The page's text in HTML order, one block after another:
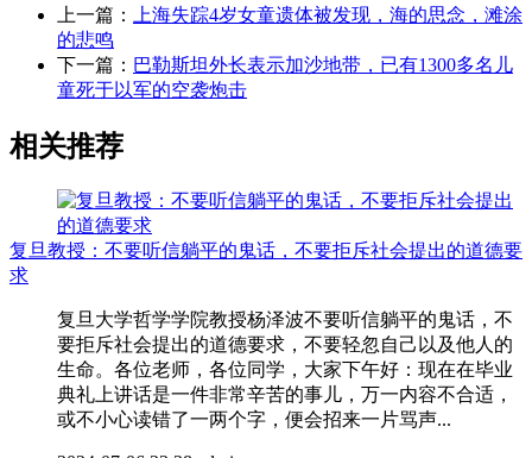
上一篇：
上海失踪4岁女童遗体被发现，海的思念，滩涂
的悲鸣
下一篇： 巴勒斯坦外长表示加沙地带，已有1300多名儿
童死于以军的空袭炮击
相关推荐
复旦教授：不要听信躺平的鬼话，不要拒斥社会提出的道德要
求
复旦大学哲学学院教授杨泽波不要听信躺平的鬼话，不
要拒斥社会提出的道德要求，不要轻忽自己以及他人的
生命。各位老师，各位同学，大家下午好：现在在毕业
典礼上讲话是一件非常辛苦的事儿，万一内容不合适，
或不小心读错了一两个字，便会招来一片骂声...